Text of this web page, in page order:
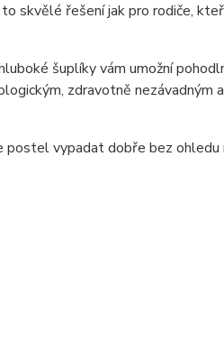
to skvělé řešení jak pro rodiče,
šuplíky vám umožní
zdravotně nezávadným
vypadat dobře bez ohledu